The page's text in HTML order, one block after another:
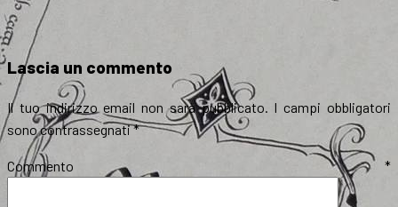
Lascia un commento
Il tuo indirizzo email non sarà pubblicato. I campi obbligatori
sono contrassegnati*
Commento *